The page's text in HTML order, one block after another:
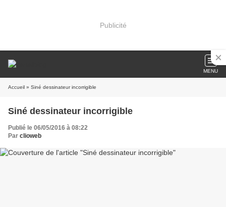
Publicité
MENU
Accueil » Siné dessinateur incorrigible
Siné dessinateur incorrigible
Publié le 06/05/2016 à 08:22
Par clioweb